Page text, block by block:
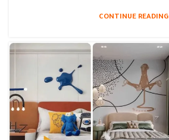
CONTINUE READING